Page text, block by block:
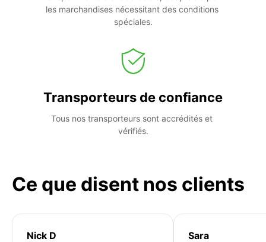
les marchandises nécessitant des conditions
spéciales.
Transporteurs de confiance
Tous nos transporteurs sont accrédités et
vérifiés.
Ce que disent nos clients
Nick D Sara